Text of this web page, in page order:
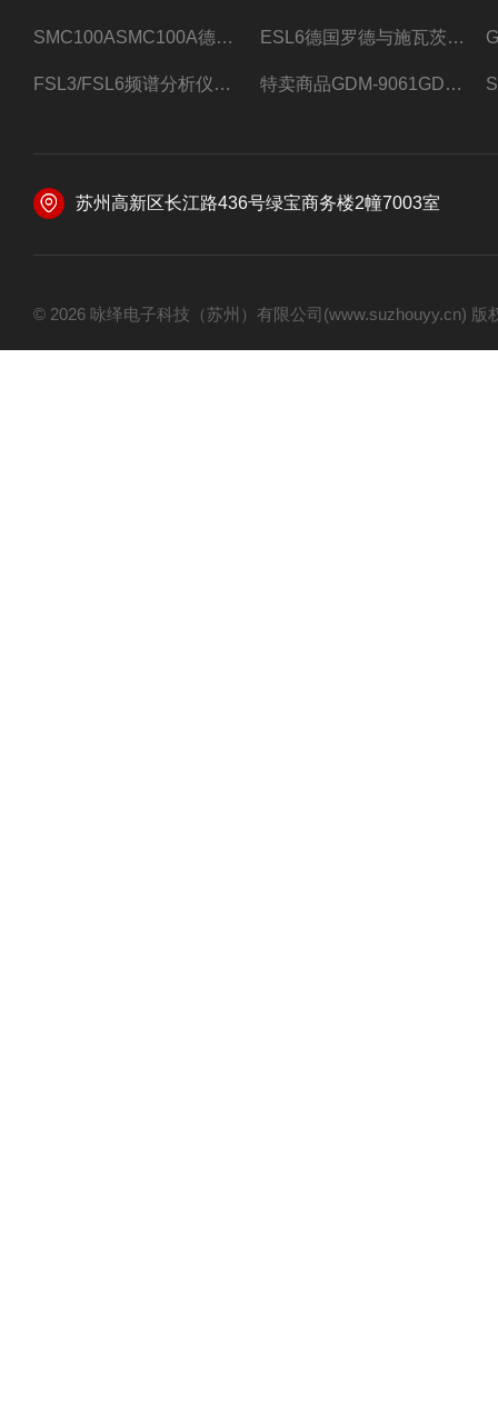
SMC100ASMC100A德国罗德与施瓦茨射频信号源 ESL6德国罗德与施瓦茨预认证EMI接收机
FSL3/FSL6频谱分析仪FSL3/FSL6罗德与施瓦茨 特卖商品GDM-9061GDM-9061台式万用表
苏州高新区长江路436号绿宝商务楼2幢7003室
© 2026 咏绎电子科技（苏州）有限公司(www.suzhouyy.cn)